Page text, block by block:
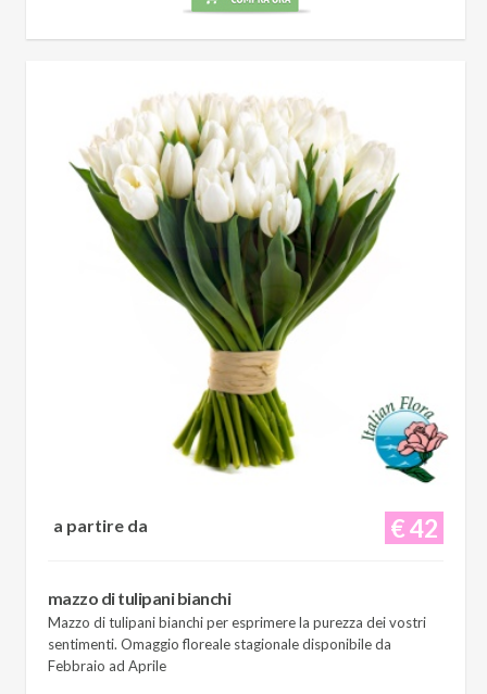
€ 42
a partire da
mazzo di tulipani bianchi
Mazzo di tulipani bianchi per esprimere la purezza dei vostri
sentimenti. Omaggio floreale stagionale disponibile da
Febbraio ad Aprile